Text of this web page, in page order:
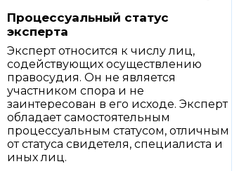
Процессуальный статус
эксперта
Эксперт относится к числу лиц,
содействующих осуществлению
правосудия. Он не является
участником спора и не
заинтересован в его исходе. Эксперт
обладает самостоятельным
процессуальным статусом, отличным
от статуса свидетеля, специалиста и
иных лиц.